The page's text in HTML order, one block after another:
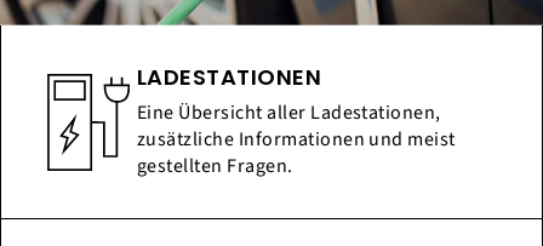
LADESTATIONEN
Eine Übersicht aller Ladestationen,
zusätzliche Informationen und meist
gestellten Fragen.